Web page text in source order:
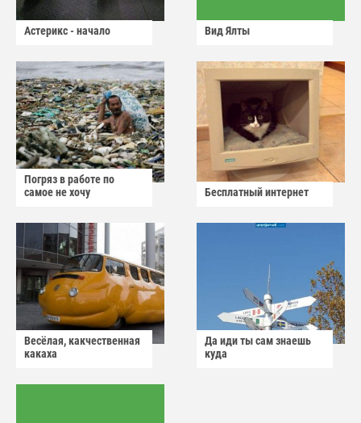
Астерикс - начало Вид Ялты
Погряз в работе по
самое не хочу
Бесплатный интернет
Весёлая, какчественная
какаха
Да иди ты сам знаешь
куда